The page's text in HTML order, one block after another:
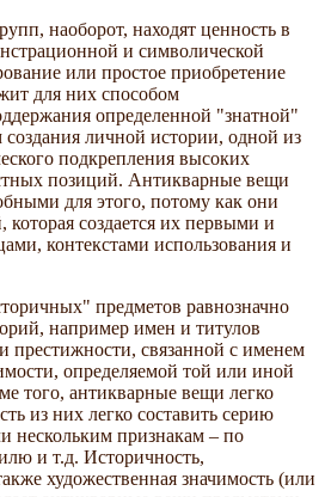
наоборот, находят ценность в
и символической
или простое приобретение
для них способом
определенной "знатной"
личной истории, одной из
подкрепления высоких
позиций. Антикварные вещи
для этого, потому как они
создается их первыми и
контекстами использования и
предметов равнозначно
например имен и титулов
престижности, связанной с именем
определяемой той или иной
того, антикварные вещи легко
из них легко составить серию
нескольким признакам – по
и т.д. Историчность,
художественная значимость (или